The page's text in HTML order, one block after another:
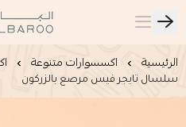
البارو | Albaroo
الرئيسية اكسسوارات متنوعة
سلسال تايجر فيس مرصع بالزركون